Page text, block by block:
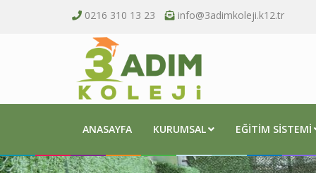
0216 310 13 23 info@3adimkoleji.k12.tr
ANASAYFA KURUMSAL EĞITIM SISTEMI